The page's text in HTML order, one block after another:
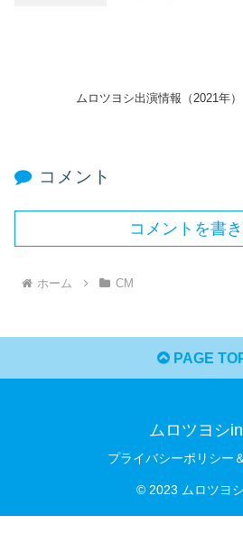
ムロツヨシ出演情報（2021年）
コメント
コメントを書
ホーム CM
PAGE
ムロツヨシ
プライバシーポリシー
© 2023 ムロツヨ